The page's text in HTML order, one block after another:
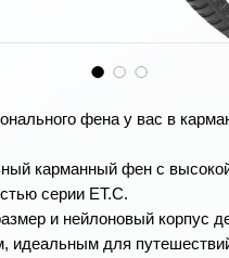
фена у вас в
карманный фен с
серии ET.C.
и нейлоновый корпус
идеальным для